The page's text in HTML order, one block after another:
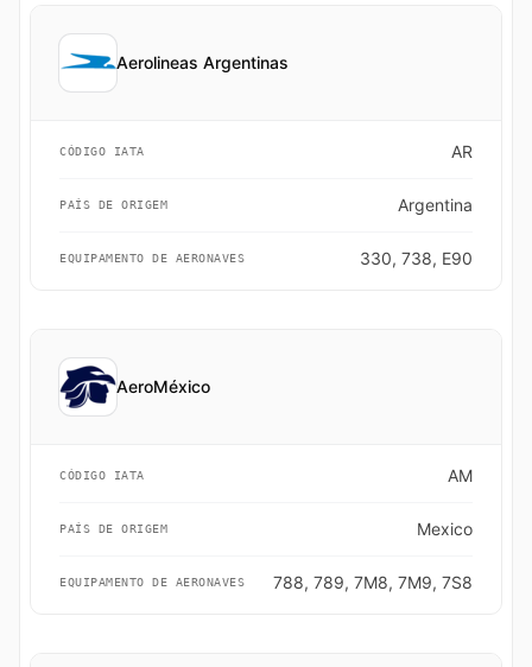
Aerolineas Argentinas
CÓDIGO IATA AR
PAÍS DE ORIGEM Argentina
EQUIPAMENTO DE AERONAVES 330, 738, E90
AeroMéxico
CÓDIGO IATA AM
PAÍS DE ORIGEM Mexico
EQUIPAMENTO DE AERONAVES 788, 789, 7M8, 7M9, 7S8